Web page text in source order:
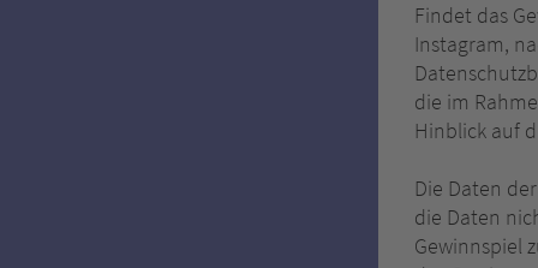
Findet das
Instagram,
die im
Hinblick auf
Die Daten
die Daten
Gewinnspiel